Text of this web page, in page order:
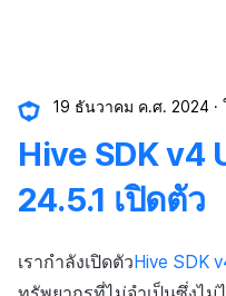
19 ธันวาคม ค.ศ. 2024
Hive SDK v4
24.5.1 เปิดตัว
เรากำลังเปิดตัว Hive SDK